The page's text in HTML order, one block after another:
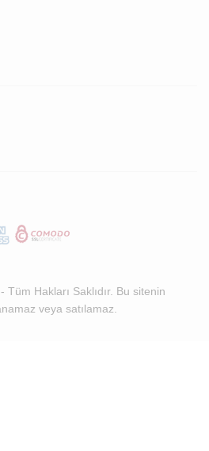
Hakları Saklıdır. Bu sitenin
veya satılamaz.